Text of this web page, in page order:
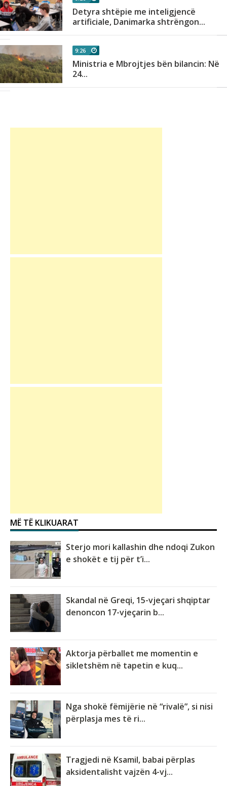
Detyra shtëpie me inteligjencë
artificiale, Danimarka shtrëngon...
9:26
Ministria e Mbrojtjes bën bilancin: Në
24...
MË TË KLIKUARAT
Sterjo mori kallashin dhe ndoqi Zukon
e shokët e tij për t’i...
Skandal në Greqi, 15-vjeçari shqiptar
denoncon 17-vjeçarin b...
Aktorja përballet me momentin e
sikletshëm në tapetin e kuq...
Nga shokë fëmijërie në “rivalë”, si nisi
përplasja mes të ri...
Tragjedi në Ksamil, babai përplas
aksidentalisht vajzën 4-vj...